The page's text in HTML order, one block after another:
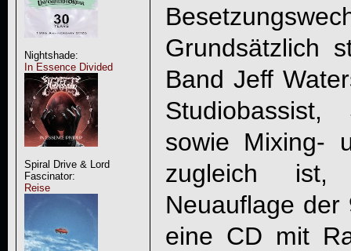
Nightshade:
In Essence Divided
Spiral Drive & Lord
Fascinator:
Reise
Grundsätzlich
Band Jeff
Studiobassist,
sowie Mixing-
zugleich
Neuauflage der
eine CD mit